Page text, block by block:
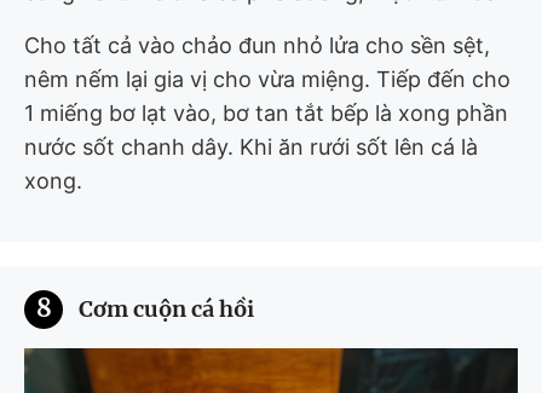
Cho tất cả vào chảo đun nhỏ lửa cho sền sệt,
nêm nếm lại gia vị cho vừa miệng. Tiếp đến cho
1 miếng bơ lạt vào, bơ tan tắt bếp là xong phần
nước sốt chanh dây. Khi ăn rưới sốt lên cá là
xong.
8 Cơm cuộn cá hồi